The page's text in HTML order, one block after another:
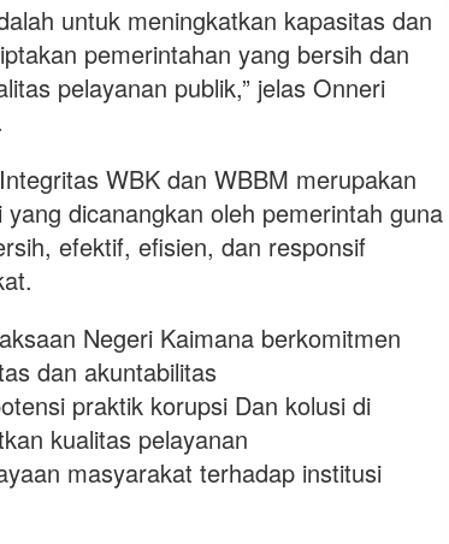
untuk meningkatkan kapasitas dan
pemerintahan yang bersih dan
pelayanan publik,” jelas Onneri
WBK dan WBBM merupakan
dicanangkan oleh pemerintah guna
efektif, efisien, dan responsif
Negeri Kaimana berkomitmen
dan akuntabilitas
praktik korupsi Dan kolusi di
kualitas pelayanan
masyarakat terhadap institusi